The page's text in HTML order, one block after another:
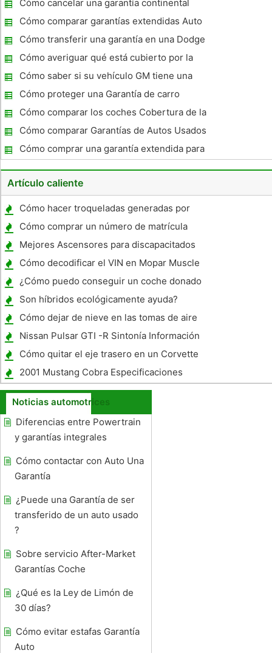
Cómo cancelar una garantía continental
Cómo comparar garantías extendidas Auto
Cómo transferir una garantía en una Dodge
Caravan 2005
Cómo averiguar qué está cubierto por la
garantía GM
Cómo saber si su vehículo GM tiene una
garantía
Cómo proteger una Garantía de carro
Cómo comparar los coches Cobertura de la
Garantía
Cómo comparar Garantías de Autos Usados ​​
Cómo comprar una garantía extendida para
un coche
Artículo caliente
Cómo hacer troqueladas generadas por
ordenador Tatuajes Auto
Cómo comprar un número de matrícula
Sustitución
Mejores Ascensores para discapacitados
Trucks
Cómo decodificar el VIN en Mopar Muscle
Cars
¿Cómo puedo conseguir un coche donado
en Missouri ?
Son híbridos ecológicamente ayuda?
Cómo dejar de nieve en las tomas de aire
Nissan Pulsar GTI -R Sintonía Información
Cómo quitar el eje trasero en un Corvette
1974
2001 Mustang Cobra Especificaciones
Noticias automotrices
Diferencias entre Powertrain
y garantías integrales
Cómo contactar con Auto Una
Garantía
¿Puede una Garantía de ser
transferido de un auto usado
?
Sobre servicio After-Market
Garantías Coche
¿Qué es la Ley de Limón de
30 días?
Cómo evitar estafas Garantía
Auto